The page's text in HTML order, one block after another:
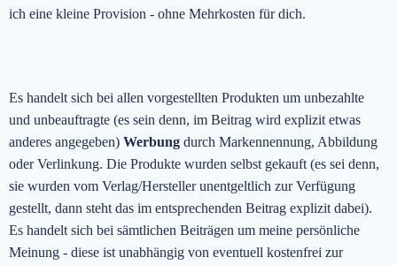
ich eine kleine Provision - ohne Mehrkosten für dich.
Es handelt sich bei allen vorgestellten Produkten um unbezahlte
und unbeauftragte (es sein denn, im Beitrag wird explizit etwas
anderes angegeben) Werbung durch Markennennung, Abbildung
oder Verlinkung. Die Produkte wurden selbst gekauft (es sei denn,
sie wurden vom Verlag/Hersteller unentgeltlich zur Verfügung
gestellt, dann steht das im entsprechenden Beitrag explizit dabei).
Es handelt sich bei sämtlichen Beiträgen um meine persönliche
Meinung - diese ist unabhängig von eventuell kostenfrei zur